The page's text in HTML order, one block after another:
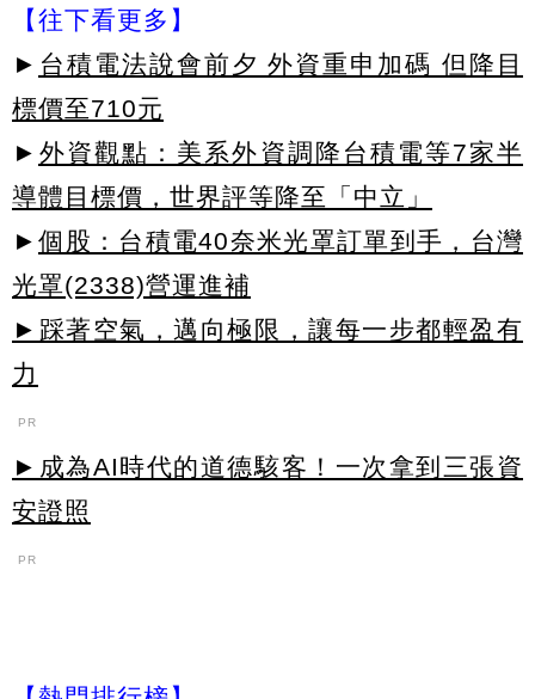
【往下看更多】
► 台積電法說會前夕 外資重申加碼 但降目
標價至710元
► 外資觀點：美系外資調降台積電等7家半
導體目標價，世界評等降至「中立」
► 個股：台積電40奈米光罩訂單到手，台灣
光罩(2338)營運進補
►踩著空氣，邁向極限，讓每一步都輕盈有
力
PR
►成為AI時代的道德駭客！一次拿到三張資
安證照
PR